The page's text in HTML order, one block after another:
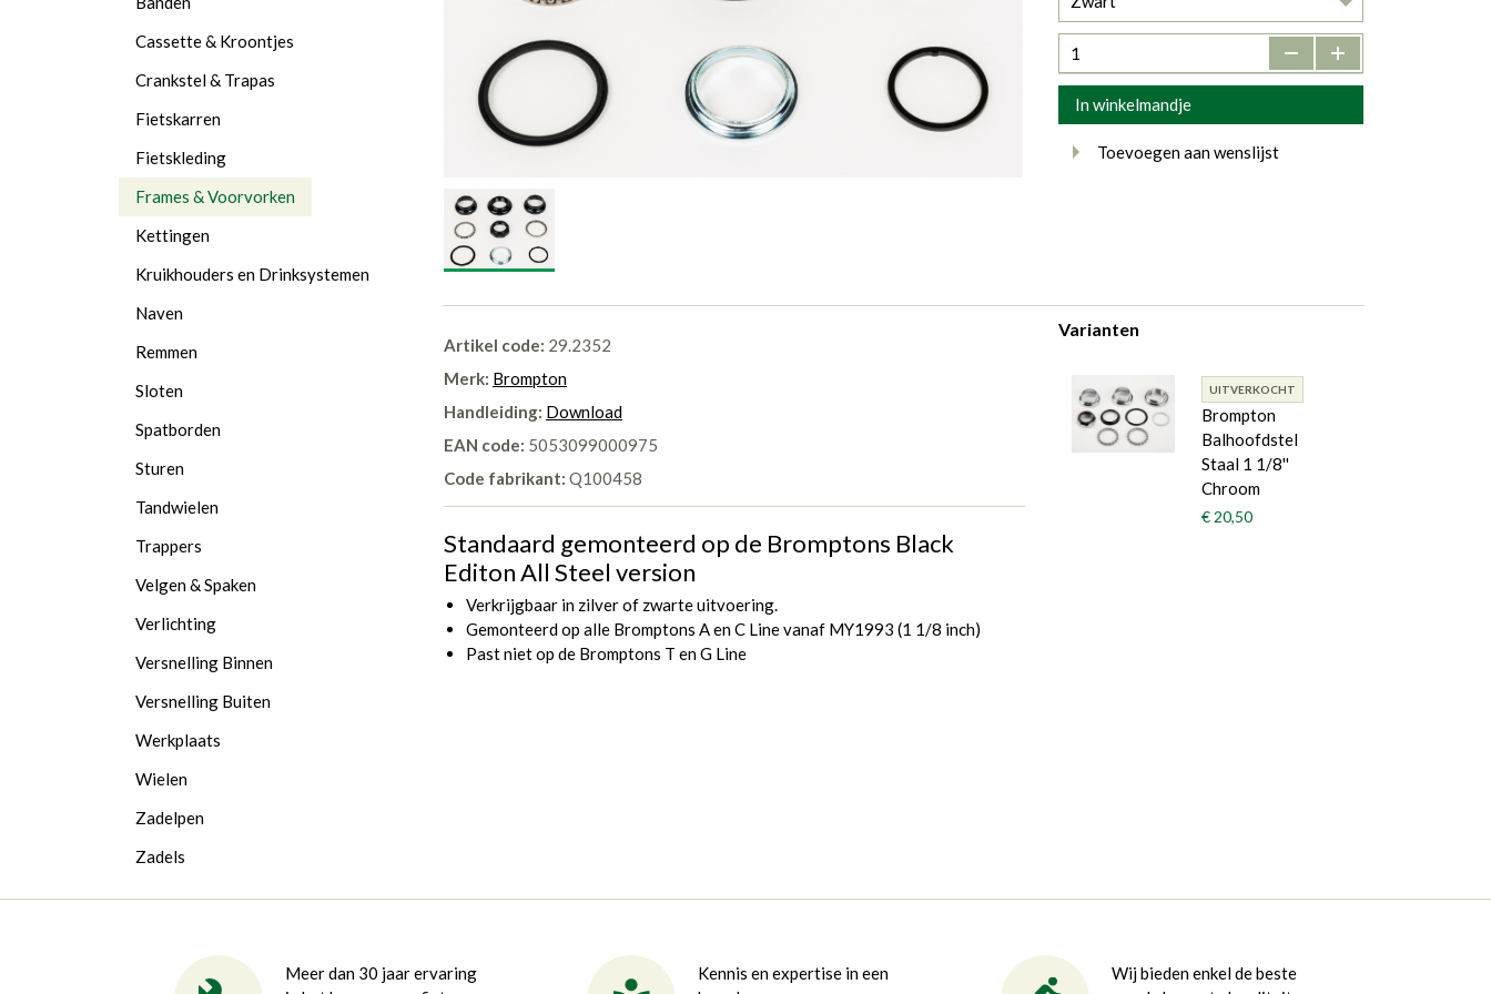
- +
In winkelmandje
Toevoegen aan wenslijst
Artikel code: 29.2352
Merk: Brompton
Handleiding: Download
EAN code: 5053099000975
Code fabrikant: Q100458
Standaard gemonteerd op de Bromptons Black
Editon All Steel version
Verkrijgbaar in zilver of zwarte uitvoering.
Gemonteerd op alle Bromptons A en C Line vanaf MY1993 (1 1/8 inch)
Past niet op de Bromptons T en G Line
Varianten
UITVERKOCHT
Brompton
Balhoofdstel
Staal 1 1/8''
Chroom
€ 20,50
Cassette & Kroontjes
Crankstel & Trapas
Fietskarren
Fietskleding
Frames & Voorvorken
Kettingen
Kruikhouders en Drinksystemen
Naven
Remmen
Sloten
Spatborden
Sturen
Tandwielen
Trappers
Velgen & Spaken
Verlichting
Versnelling Binnen
Versnelling Buiten
Werkplaats
Wielen
Zadelpen
Zadels
Meer dan 30 jaar ervaring
Kennis en expertise in een
Wij bieden enkel de beste